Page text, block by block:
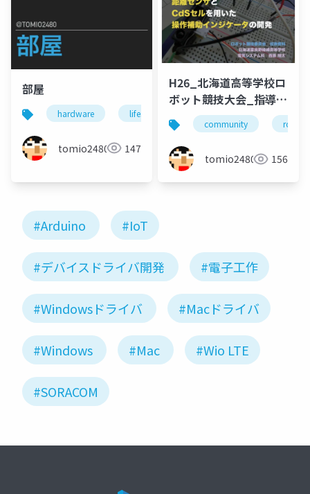
部屋
hardware lifestyle arduino
tomio2480 147
H26_北海道高等学校ロ
ボット競技大会_指導講
習会資料community robot
tomio2480 156
#Arduino #IoT
#デバイスドライバ開発 #電子工作
#Windowsドライバ #Macドライバ
#Windows #Mac #Wio LTE
#SORACOM